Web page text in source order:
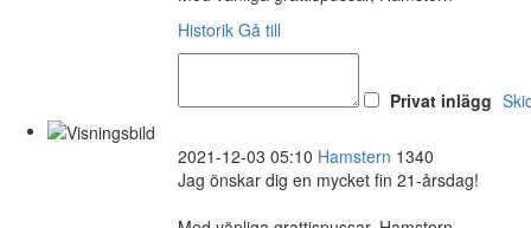
Historik Gå till
Privat inlägg
2021-12-03 05:10 Hamstern 1340
Jag önskar dig en mycket fin 21-årsdag!